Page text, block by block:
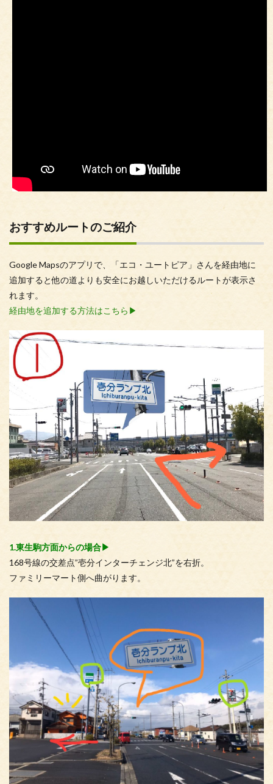
おすすめルートのご紹介
Google Mapsのアプリで、「エコ・ユートピア」さんを経由地に
追加すると他の道よりも安全にお越しいただけるルートが表示さ
れます。
経由地を追加する方法はこちら▶︎
1.東生駒方面からの場合▶︎
168号線の交差点”壱分インターチェンジ北”を右折。
ファミリーマート側へ曲がります。